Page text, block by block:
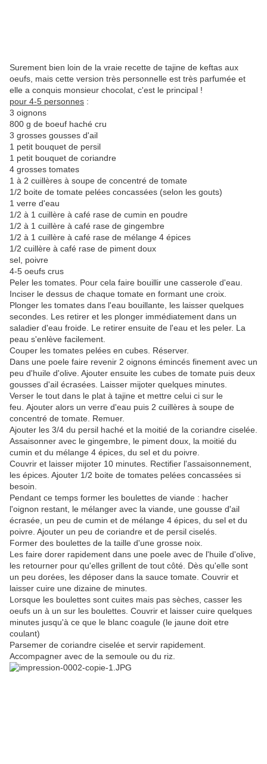
Surement bien loin de la vraie recette de tajine de keftas aux
oeufs, mais cette version très personnelle est très parfumée et
elle a conquis monsieur chocolat, c'est le principal !
pour 4-5 personnes :
3 oignons
800 g de boeuf haché cru
3 grosses gousses d'ail
1 petit bouquet de persil
1 petit bouquet de coriandre
4 grosses tomates
1 à 2 cuillères à soupe de concentré de tomate
1/2 boite de tomate pelées concassées (selon les gouts)
1 verre d'eau
1/2 à 1 cuillère à café rase de cumin en poudre
1/2 à 1 cuillère à café rase de gingembre
1/2 à 1 cuillère à café rase de mélange 4 épices
1/2 cuillère à café rase de piment doux
sel, poivre
4-5 oeufs crus
Peler les tomates. Pour cela faire bouillir une casserole d'eau.
Inciser le dessus de chaque tomate en formant une croix.
Plonger les tomates dans l'eau bouillante, les laisser quelques
secondes. Les retirer et les plonger immédiatement dans un
saladier d'eau froide. Le retirer ensuite de l'eau et les peler. La
peau s'enlève facilement.
Couper les tomates pelées en cubes. Réserver.
Dans une poele faire revenir 2 oignons émincés finement avec un
peu d'huile d'olive. Ajouter ensuite les cubes de tomate puis deux
gousses d'ail écrasées. Laisser mijoter quelques minutes.
Verser le tout dans le plat à tajine et mettre celui ci sur le
feu. Ajouter alors un verre d'eau puis 2 cuillères à soupe de
concentré de tomate. Remuer.
Ajouter les 3/4 du persil haché et la moitié de la coriandre ciselée.
Assaisonner avec le gingembre, le piment doux, la moitié du
cumin et du mélange 4 épices, du sel et du poivre.
Couvrir et laisser mijoter 10 minutes. Rectifier l'assaisonnement,
les épices. Ajouter 1/2 boite de tomates pelées concassées si
besoin.
Pendant ce temps former les boulettes de viande : hacher
l'oignon restant, le mélanger avec la viande, une gousse d'ail
écrasée, un peu de cumin et de mélange 4 épices, du sel et du
poivre. Ajouter un peu de coriandre et de persil ciselés.
Former des boulettes de la taille d'une grosse noix.
Les faire dorer rapidement dans une poele avec de l'huile d'olive,
les retourner pour qu'elles grillent de tout côté. Dès qu'elle sont
un peu dorées, les déposer dans la sauce tomate. Couvrir et
laisser cuire une dizaine de minutes.
Lorsque les boulettes sont cuites mais pas sèches, casser les
oeufs un à un sur les boulettes. Couvrir et laisser cuire quelques
minutes jusqu'à ce que le blanc coagule (le jaune doit etre
coulant)
Parsemer de coriandre ciselée et servir rapidement.
Accompagner avec de la semoule ou du riz.